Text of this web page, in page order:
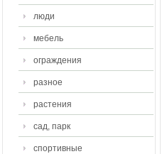
люди
мебель
ограждения
разное
растения
сад, парк
спортивные